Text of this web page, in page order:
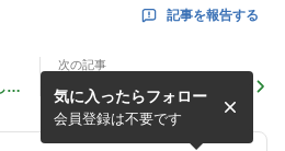
記事を報告する
た
次の記事
【５月９日朝修正済】＜携帯
版＞「特措→五類」迄あと-1
日―コロナ禍 四・方・山 49
気に入ったらフォロー
会員登録は不要です